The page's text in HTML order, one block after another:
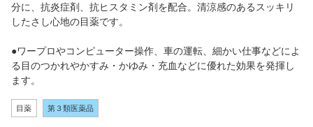
分に、抗炎症剤、抗ヒスタミン剤を配合。清涼感のあるスッキリ
したさし心地の目薬です。
●ワープロやコンピューター操作、車の運転、細かい仕事などによ
る目のつかれやかすみ・かゆみ・充血などに優れた効果を発揮し
ます。
目薬 第３類医薬品